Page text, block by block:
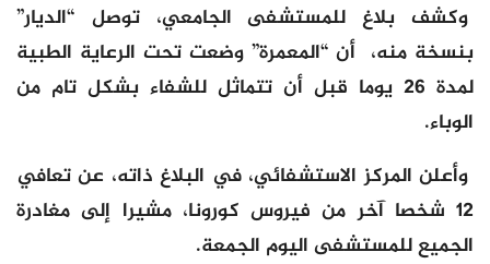
وكشف بلاغ للمستشفى الجامعي، توصل “الديار”
بنسخة منه، أن “المعمرة” وضعت تحت الرعاية الطبية
لمدة 26 يوما قبل أن تتماثل للشفاء بشكل تام من
الوباء.
وأعلن المركز الاستشفائي، في البلاغ ذاته، عن تعافي
12 شخصا آخر من فيروس كورونا، مشيرا إلى مغادرة
الجميع للمستشفى اليوم الجمعة.